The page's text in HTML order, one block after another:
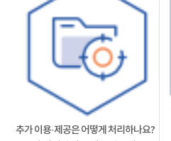
추가 이용·제공은 어떻게 처리하나요?